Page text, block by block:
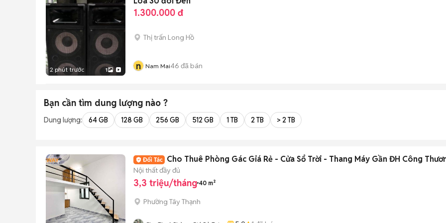
2 phút trước 1
1.300.000 đ
Thị trấn Long Hồ
n Nam Mai46 đã bán
Bạn cần tìm dung lượng nào ?
Dung lượng: 64 GB 128 GB 256 GB 512 GB 1 TB 2 TB > 2 TB
Cho Thuê Phòng Gác Giá Rẻ - Cửa Sổ Trời - Thang Máy Gần ĐH Công
Nội thất đầy đủ
3,3 triệu/tháng 40 m²
Phường Tây Thạnh